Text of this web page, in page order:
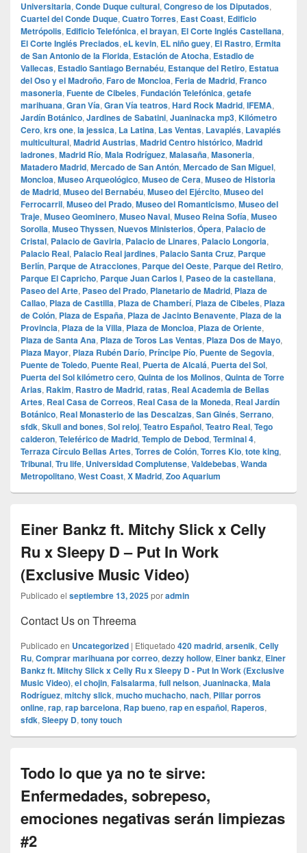
Universitaria, Conde Duque cultural, Congreso de los Diputados,
Cuartel del Conde Duque, Cuatro Torres, East Coast, Edificio
Metrópolis, Edificio Telefónica, el brayan, El Corte Inglés Castellana,
El Corte Inglés Preciados, eL kevin, EL niño guey, El Rastro, Ermita
de San Antonio de la Florida, Estación de Atocha, Estadio de
Vallecas, Estadio Santiago Bernabéu, Estanque del Retiro, Estatua
del Oso y el Madroño, Faro de Moncloa, Feria de Madrid, Franco
masoneria, Fuente de Cibeles, Fundación Telefónica, getafe
marihuana, Gran Vía, Gran Vía teatros, Hard Rock Madrid, IFEMA,
Jardín Botánico, Jardines de Sabatini, Juaninacka mp3, Kilómetro
Cero, krs one, la jessica, La Latina, Las Ventas, Lavapiés, Lavapiés
multicultural, Madrid Austrias, Madrid Centro histórico, Madrid
ladrones, Madrid Río, Mala Rodríguez, Malasaña, Masoneria,
Matadero Madrid, Mercado de San Antón, Mercado de San Miguel,
Moncloa, Museo Arqueológico, Museo de Cera, Museo de Historia
de Madrid, Museo del Bernabéu, Museo del Ejército, Museo del
Ferrocarril, Museo del Prado, Museo del Romanticismo, Museo del
Traje, Museo Geominero, Museo Naval, Museo Reina Sofía, Museo
Sorolla, Museo Thyssen, Nuevos Ministerios, Ópera, Palacio de
Cristal, Palacio de Gaviria, Palacio de Linares, Palacio Longoria,
Palacio Real, Palacio Real jardines, Palacio Santa Cruz, Parque
Berlín, Parque de Atracciones, Parque del Oeste, Parque del Retiro,
Parque El Capricho, Parque Juan Carlos I, Paseo de la castellana,
Paseo del Arte, Paseo del Prado, Planetario de Madrid, Plaza de
Callao, Plaza de Castilla, Plaza de Chamberí, Plaza de Cibeles, Plaza
de Colón, Plaza de España, Plaza de Jacinto Benavente, Plaza de la
Provincia, Plaza de la Villa, Plaza de Moncloa, Plaza de Oriente,
Plaza de Santa Ana, Plaza de Toros Las Ventas, Plaza Dos de Mayo,
Plaza Mayor, Plaza Rubén Darío, Príncipe Pío, Puente de Segovia,
Puente de Toledo, Puente Real, Puerta de Alcalá, Puerta del Sol,
Puerta del Sol kilómetro cero, Quinta de los Molinos, Quinta de Torre
Arias, Rakim, Rastro de Madrid, ratas, Real Academia de Bellas
Artes, Real Casa de Correos, Real Casa de la Moneda, Real Jardín
Botánico, Real Monasterio de las Descalzas, San Ginés, Serrano,
sfdk, Skull and bones, Sol reloj, Teatro Español, Teatro Real, Tego
calderon, Teleférico de Madrid, Templo de Debod, Terminal 4,
Terraza Círculo Bellas Artes, Torres de Colón, Torres Kio, tote king,
Tribunal, Tru life, Universidad Complutense, Valdebebas, Wanda
Metropolitano, West Coast, X Madrid, Zoo Aquarium
Einer Bankz ft. Mitchy Slick x Celly
Ru x Sleepy D – Put In Work
(Exclusive Music Video)
Publicado el septiembre 13, 2025poradmin
Contact Us on Threema
Publicado en Uncategorized | Etiquetado 420 madrid, arsenik, Celly
Ru, Comprar marihuana por correo, dezzy hollow, Einer bankz, Einer
Bankz ft. Mitchy Slick x Celly Ru x Sleepy D - Put In Work (Exclusive
Music Video), el chojin, Falsalarma, full nelson, Juaninacka, Mala
Rodríguez, mitchy slick, mucho muchacho, nach, Pillar porros
online, rap, rap barcelona, Rap bueno, rap en español, Raperos,
sfdk, Sleepy D, tony touch
Todo lo que ya no te sirve:
Enfermedades, sobrepeso,
emociones negativas serán limpiezas
#2